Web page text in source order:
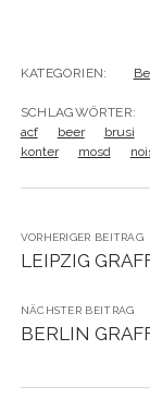
KATEGORIEN:
SCHLAGWÖRTER:
acf
beer brusi
konter
mosd
VORHERIGER BEITRAG
LEIPZIG
NÄCHSTER BEITRAG
BERLIN